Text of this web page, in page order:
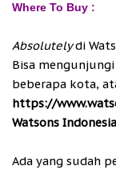
Where To Buy :
Absolutelydi
Bisa
beberapa kota,
https://
Watsons Indonesia
Ada yang sudah